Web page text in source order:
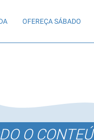
OFEREÇA SÁBADO
O